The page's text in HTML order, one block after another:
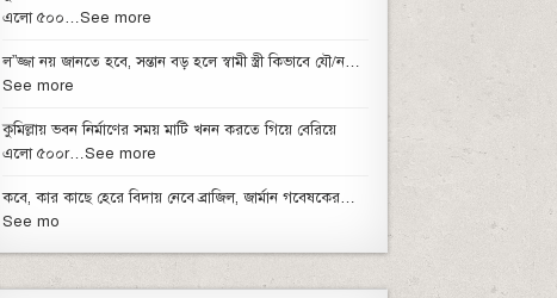
এলো ৫০০…See more
ল”জ্জা নয় জানতে হবে, সন্তান বড় হলে স্বামী স্ত্রী কিভাবে যৌ/ন…
See more
কুমিল্লায় ভবন নির্মাণের সময় মাটি খনন করতে গিয়ে বেরিয়ে
এলো ৫০০r…See more
কবে, কার কাছে হেরে বিদায় নেবে ব্রাজিল, জার্মান গবেষকের…
See mo